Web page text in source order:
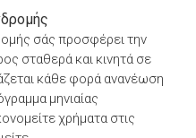
σάς προσφέρει την
σταθερά και κινητά σε
κάθε φορά ανανέωση
μηνιαίας
χρήματα στις